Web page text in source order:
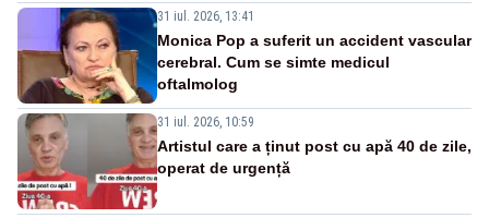
31 iul. 2026, 13:41
Monica Pop a suferit un accident vascular
cerebral. Cum se simte medicul
oftalmolog
31 iul. 2026, 10:59
Artistul care a ținut post cu apă 40 de zile,
operat de urgență